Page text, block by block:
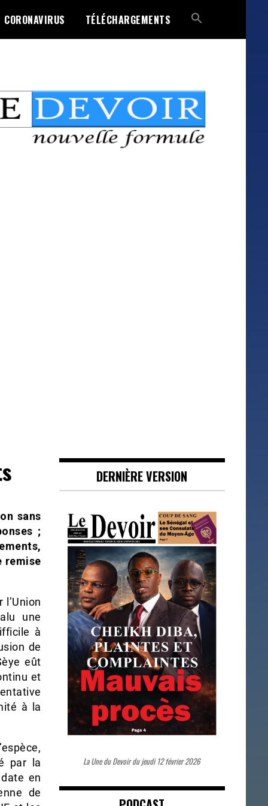
CORONAVIRUS TÉLÉCHARGEMENTS
sans
;
remise
une
à
de
eût
et
à la
par la
en
de
DERNIÈRE VERSION
La Une du Devoir du jeudi 12 février 2026